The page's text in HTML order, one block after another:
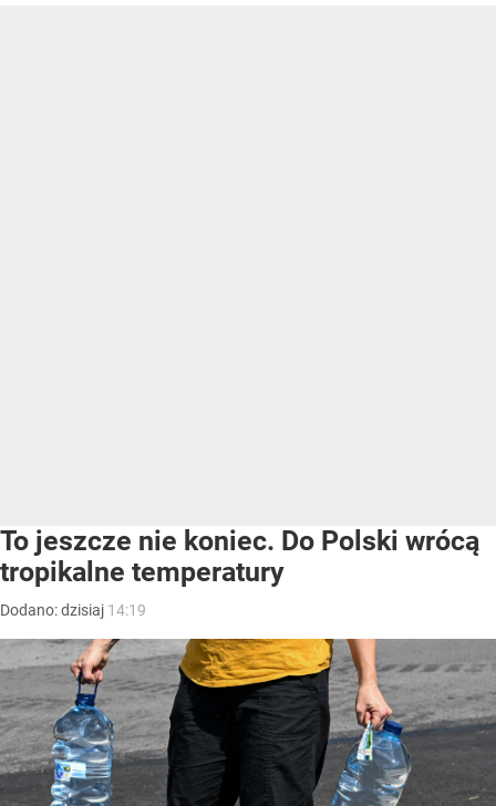
To jeszcze nie koniec. Do Polski wrócą
tropikalne temperatury
Dodano:dzisiaj 14:19